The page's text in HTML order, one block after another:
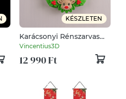
KÉSZLETEN
Karácsonyi Rénszarvas
Ajtódísz és Kopogtató
Vincentius3D
12 990 Ft